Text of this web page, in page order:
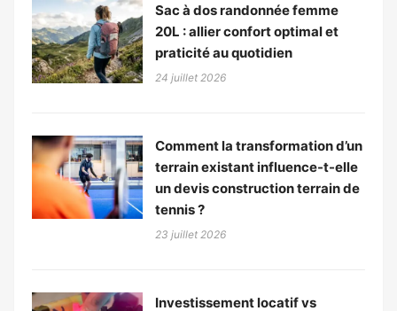
Sac à dos randonnée femme
20L : allier confort optimal et
praticité au quotidien
24 juillet 2026
Comment la transformation d’un
terrain existant influence-t-elle
un devis construction terrain de
tennis ?
23 juillet 2026
Investissement locatif vs